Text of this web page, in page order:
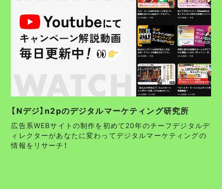
【Nデジ】n2pのデジタルマーケティング研究所
広告系WEBサイトの制作を初めて20年のチーフデジタルデ
ィレクターがあなたに変わってデジタルマーケティングの
情報をリサーチ！